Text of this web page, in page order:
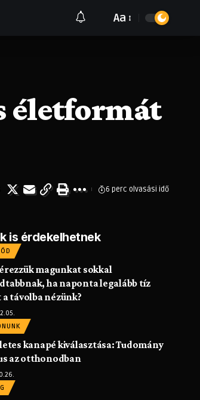
Aa
életformát
6 perc olvasási idő
is érdekelhetnek
magunkat sokkal
ha naponta legalább tíz
távolba nézünk?
kanapé kiválasztása: Tudomány
az otthonodban